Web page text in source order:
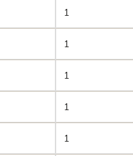
1
1
1
1
1